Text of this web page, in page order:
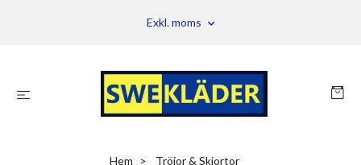
Exkl. moms
Hem Tröjor & Skjortor